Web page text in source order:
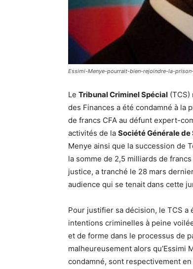
Essimi-Menye-pourrait-bien-rejoindre-la-
Le Tribunal Criminel Spécial (TCS)
des Finances a été condamné à la
de francs CFA au défunt expert-
activités de la Société Générale
Menye ainsi que la succession de
la somme de 2,5 milliards de
justice, a tranché le 28 mars
audience qui se tenait dans cette
Pour justifier sa décision, le TCS a
intentions criminelles à peine
et de forme dans le processus de
malheureusement alors qu’Essimi
condamné, sont respectivement